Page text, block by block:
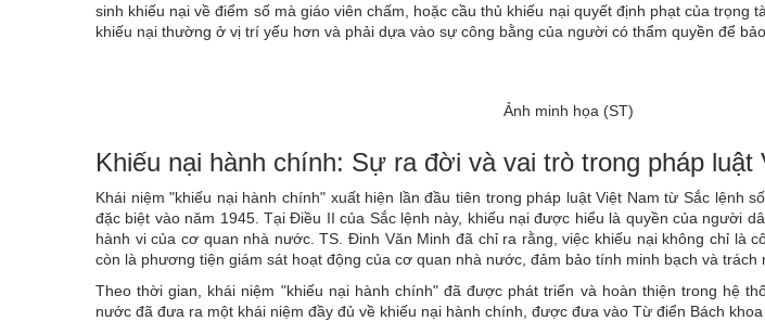
sinh khiếu nại về điểm số mà giáo viên chấm, hoặc cầu thủ khiếu nại quyết định phạt của trọng
khiếu nại thường ở vị trí yếu hơn và phải dựa vào sự công bằng của người có thẩm quyền để
Ảnh minh họa (ST)
Khiếu nại hành chính: Sự ra đời và vai trò trong pháp luật
Khái niệm "khiếu nại hành chính" xuất hiện lần đầu tiên trong pháp luật Việt Nam từ Sắc lệnh
đặc biệt vào năm 1945. Tại Điều II của Sắc lệnh này, khiếu nại được hiểu là quyền của người
hành vi của cơ quan nhà nước. TS. Đinh Văn Minh đã chỉ ra rằng, việc khiếu nại không chỉ là
còn là phương tiện giám sát hoạt động của cơ quan nhà nước, đảm bảo tính minh bạch và trách
Theo thời gian, khái niệm "khiếu nại hành chính" đã được phát triển và hoàn thiện trong hệ
nước đã đưa ra một khái niệm đầy đủ về khiếu nại hành chính, được đưa vào Từ điển Bách